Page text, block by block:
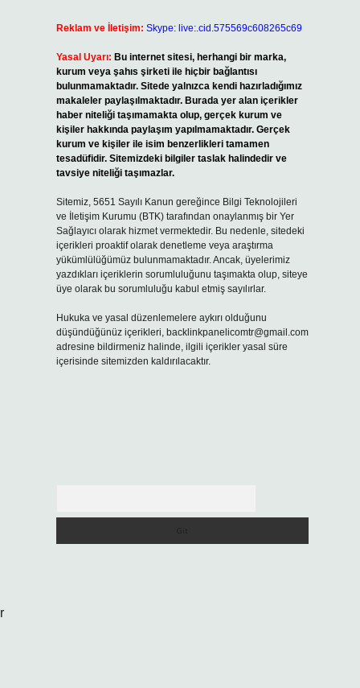
Reklam ve İletişim: Skype: live:.cid.575569c608265c69
Yasal Uyarı: Bu internet sitesi, herhangi bir marka,
kurum veya şahıs şirketi ile hiçbir bağlantısı
bulunmamaktadır. Sitede yalnızca kendi hazırladığımız
makaleler paylaşılmaktadır. Burada yer alan içerikler
haber niteliği taşımamakta olup, gerçek kurum ve
kişiler hakkında paylaşım yapılmamaktadır. Gerçek
kurum ve kişiler ile isim benzerlikleri tamamen
tesadüfidir. Sitemizdeki bilgiler taslak halindedir ve
tavsiye niteliği taşımazlar.
Sitemiz, 5651 Sayılı Kanun gereğince Bilgi Teknolojileri
ve İletişim Kurumu (BTK) tarafından onaylanmış bir Yer
Sağlayıcı olarak hizmet vermektedir. Bu nedenle, sitedeki
içerikleri proaktif olarak denetleme veya araştırma
yükümlülüğümüz bulunmamaktadır. Ancak, üyelerimiz
yazdıkları içeriklerin sorumluluğunu taşımakta olup, siteye
üye olarak bu sorumluluğu kabul etmiş sayılırlar.
Hukuka ve yasal düzenlemelere aykırı olduğunu
düşündüğünüz içerikleri, backlinkpanelicomtr@gmail.com
adresine bildirmeniz halinde, ilgili içerikler yasal süre
içerisinde sitemizden kaldırılacaktır.